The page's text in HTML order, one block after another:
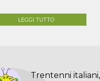
LEGGI TUTTO
Trentenni